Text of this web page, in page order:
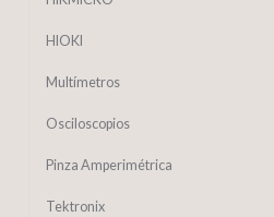
HIOKI
Multímetros
Osciloscopios
Pinza Amperimétrica
Tektronix